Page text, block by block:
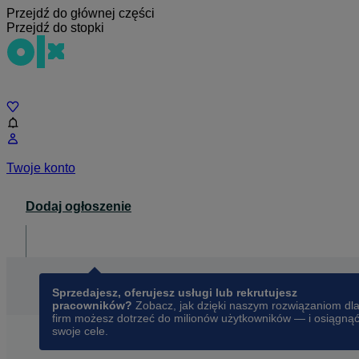
Przejdź do głównej części
Przejdź do stopki
Twoje konto
Dodaj ogłoszenie
Sprzedajesz, oferujesz usługi lub rekrutujesz
pracowników? Zobacz, jak dzięki naszym rozwiązaniom dla
firm możesz dotrzeć do milionów użytkowników — i osiągnąć
swoje cele.